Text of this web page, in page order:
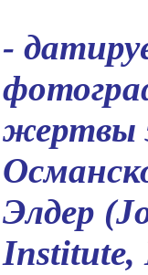
-
жертвы
Элдер
Institute,